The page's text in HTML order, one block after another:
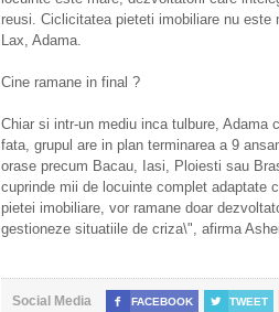
reusi. Ciclicitatea pieteti imobiliare nu
Lax, Adama.
Cine ramane in final ?
Chiar si intr-un mediu inca tulbure, Adama
fata, grupul are in plan terminarea a 9
orase precum Bacau, Iasi, Ploiesti sau
cuprinde mii de locuinte complet adaptate
pietei imobiliare, vor ramane doar
gestioneze situatiile de criza\", afirma
Social Media  FACEBOOK  TWEET